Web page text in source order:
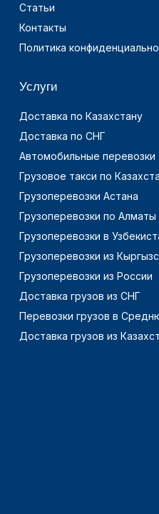
Статьи
Контакты
Политика
Услуги
Доставка по Казахстану
Доставка по СНГ
Автомобильные перевозки
Грузовое такси по
Грузоперевозки Астана
Грузоперевозки по Алматы
Грузоперевозки в
Грузоперевозки из
Грузоперевозки из России
Доставка грузов из СНГ
Перевозки грузов в
Доставка грузов из